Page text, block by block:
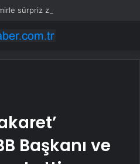
sürpriz ziyaret
Başkanı ve